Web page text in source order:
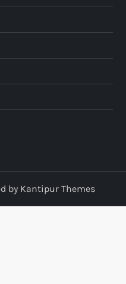
by Kantipur Themes